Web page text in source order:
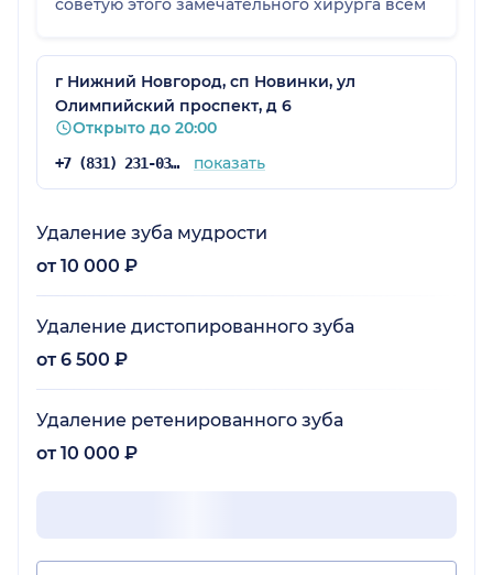
советую этого замечательного хирурга всем
г Нижний Новгород, сп Новинки, ул
Олимпийский проспект, д 6
Открыто до 20:00
+7 (831) 231-03-82 показать
Удаление зуба мудрости
от 10 000 ₽
Удаление дистопированного зуба
от 6 500 ₽
Удаление ретенированного зуба
от 10 000 ₽